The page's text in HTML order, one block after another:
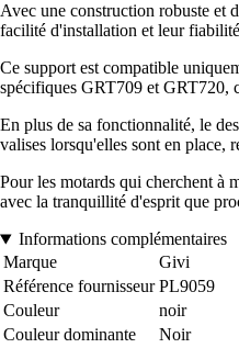
Avec une construction robuste et
facilité d'installation et leur
Ce support est compatible
spécifiques GRT709 et GRT720,
En plus de sa fonctionnalité, le
valises lorsqu'elles sont en place,
Pour les motards qui cherchent à
avec la tranquillité d'esprit que
Informations complémentaires
Marque
Givi
Référence fournisseur PL9059
Couleur
noir
Couleur dominante
Noir